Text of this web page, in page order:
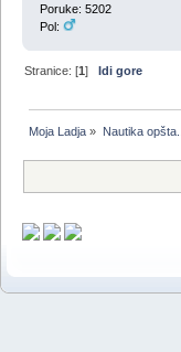
Poruke: 5202
Pol:
Stranice: [1]Idi gore
Moja Ladja » Nautika opšta...